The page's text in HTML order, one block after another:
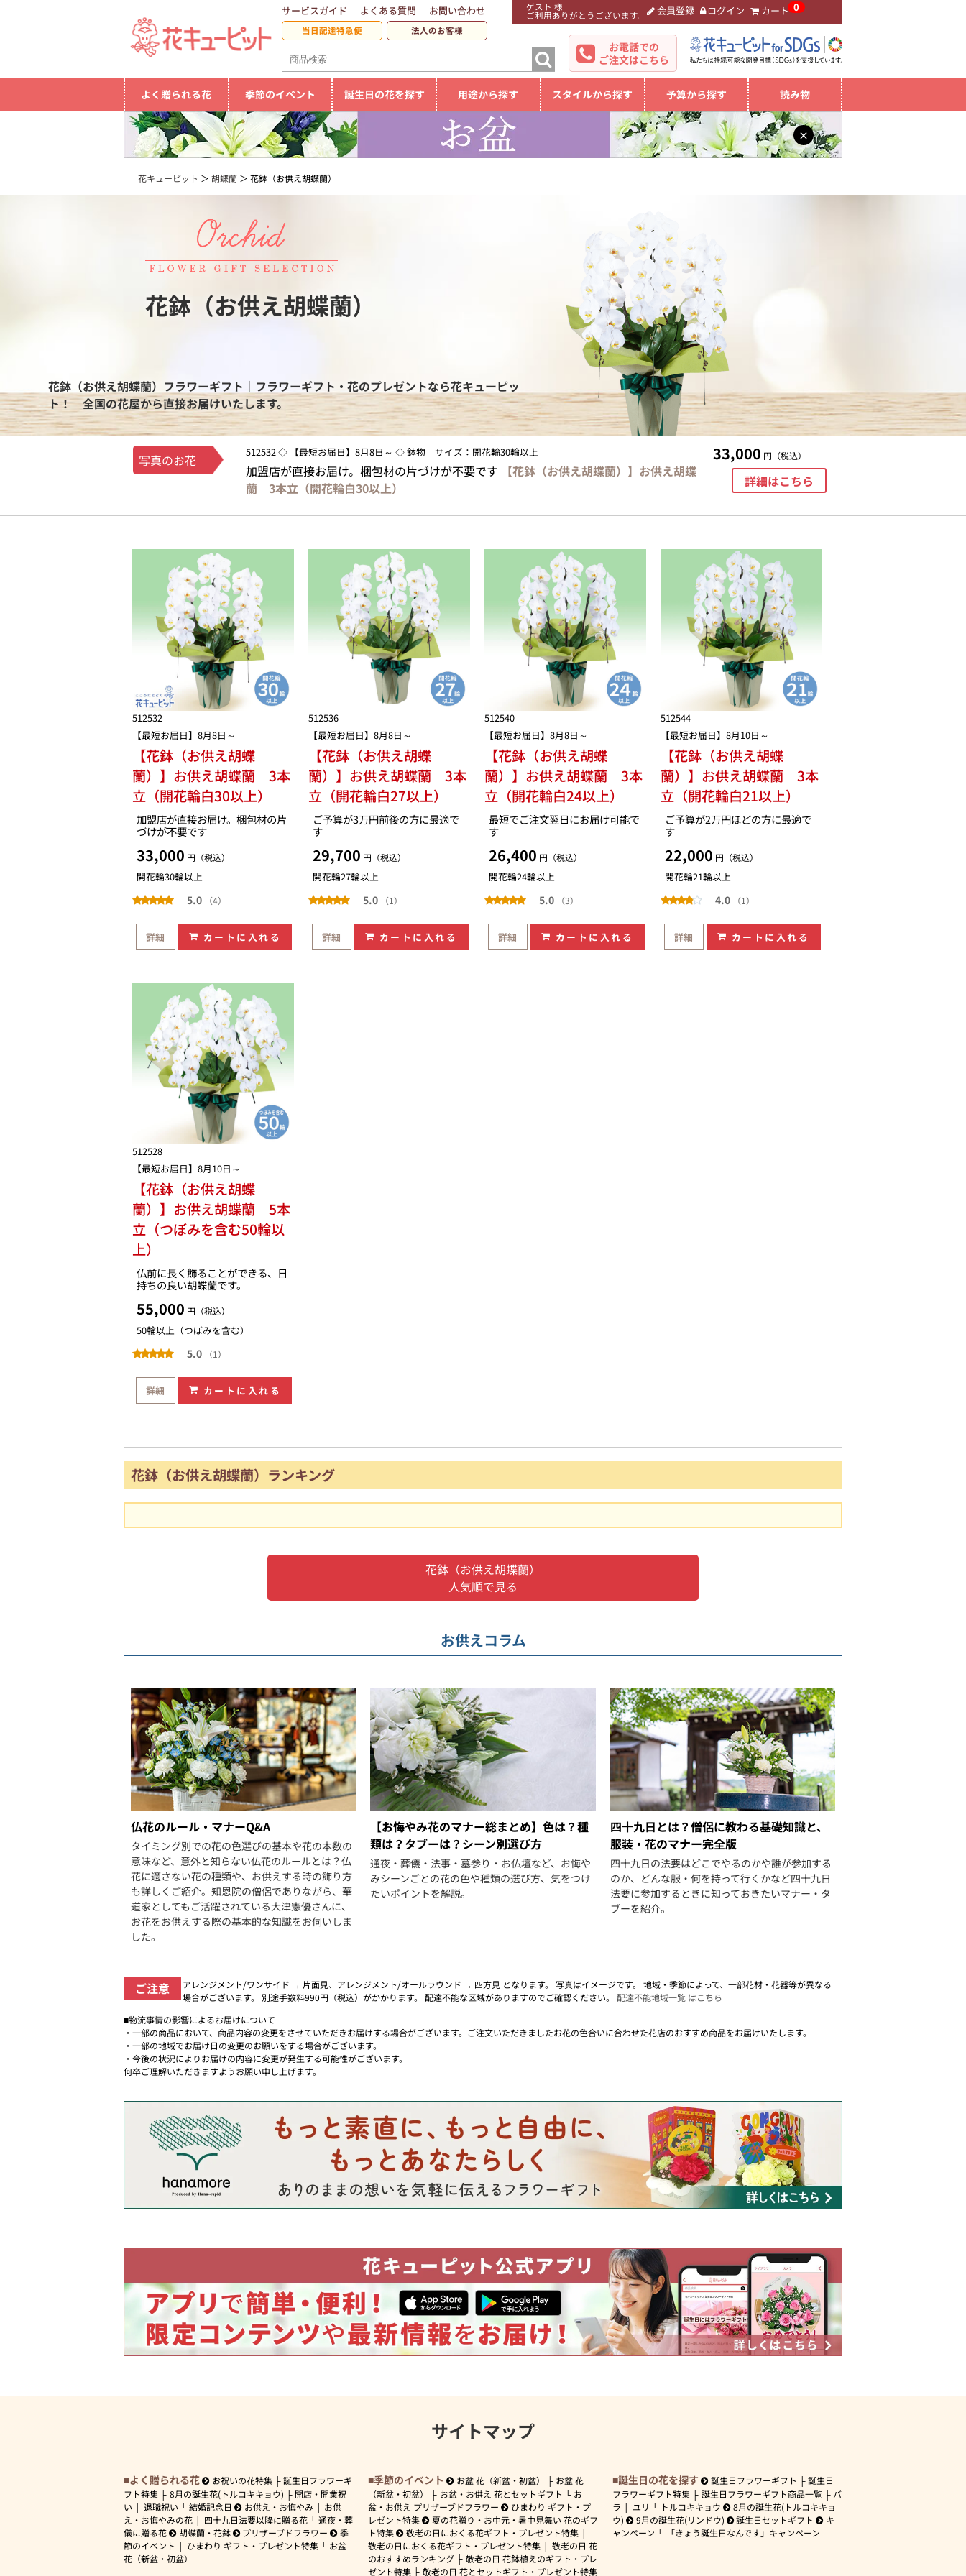
ゲスト 様
ご利用ありがとうございます。 会員登録 ログイン カート 0
サービスガイド よくある質問 お問い合わせ
当日配達特急便 法人のお客様
お電話での
ご注文はこちら
よく贈られる花 季節のイベント 誕生日の花を探す 用途から探す スタイルから探す 予算から探す 読み物
×
花キューピット 胡蝶蘭 花鉢（お供え胡蝶蘭）
花鉢（お供え胡蝶蘭）
花鉢（お供え胡蝶蘭）フラワーギフト｜フラワーギフト・花のプレゼントなら花キューピッ
ト！ 全国の花屋から直接お届けいたします。
写真のお花 512532 ◇ 【最短お届日】8月8日～ ◇ 鉢物 サイズ：開花輪30輪以上
加盟店が直接お届け。梱包材の片づけが不要です
【花鉢（お供え胡蝶蘭）】お供え胡蝶
蘭 3本立（開花輪白30以上）
33,000 円（税込）
詳細はこちら
512532
【最短お届日】8月8日～
【花鉢（お供え胡蝶
蘭）】お供え胡蝶蘭 3本
立（開花輪白30以上）
加盟店が直接お届け。梱包材の片
づけが不要です
33,000 円（税込）
開花輪30輪以上
5.0 （4）
詳細 カートに入れる
512536
【最短お届日】8月8日～
【花鉢（お供え胡蝶
蘭）】お供え胡蝶蘭 3本
立（開花輪白27以上）
ご予算が3万円前後の方に最適で
す
29,700 円（税込）
開花輪27輪以上
5.0 （1）
詳細 カートに入れる
512540
【最短お届日】8月8日～
【花鉢（お供え胡蝶
蘭）】お供え胡蝶蘭 3本
立（開花輪白24以上）
最短でご注文翌日にお届け可能で
す
26,400 円（税込）
開花輪24輪以上
5.0 （3）
詳細 カートに入れる
512544
【最短お届日】8月10日～
【花鉢（お供え胡蝶
蘭）】お供え胡蝶蘭 3本
立（開花輪白21以上）
ご予算が2万円ほどの方に最適で
す
22,000 円（税込）
開花輪21輪以上
4.0 （1）
詳細 カートに入れる
512528
【最短お届日】8月10日～
【花鉢（お供え胡蝶
蘭）】お供え胡蝶蘭 5本
立（つぼみを含む50輪以
上）
仏前に長く飾ることができる、日
持ちの良い胡蝶蘭です。
55,000 円（税込）
50輪以上（つぼみを含む）
5.0 （1）
詳細 カートに入れる
花鉢（お供え胡蝶蘭）ランキング
花鉢（お供え胡蝶蘭）
人気順で見る
お供えコラム
仏花のルール・マナーQ&A
タイミング別での花の色選びの基本や花の本数の
意味など、意外と知らない仏花のルールとは？仏
花に適さない花の種類や、お供えする時の飾り方
も詳しくご紹介。知恩院の僧侶でありながら、華
道家としてもご活躍されている大津憲優さんに、
お花をお供えする際の基本的な知識をお伺いしま
した。
【お悔やみ花のマナー総まとめ】色は？種
類は？タブーは？シーン別選び方
通夜・葬儀・法事・墓参り・お仏壇など、お悔や
みシーンごとの花の色や種類の選び方、気をつけ
たいポイントを解説。
四十九日とは？僧侶に教わる基礎知識と、
服装・花のマナー完全版
四十九日の法要はどこでやるのかや誰が参加する
のか、どんな服・何を持って行くかなど四十九日
法要に参加するときに知っておきたいマナー・タ
ブーを紹介。
ご注意
アレンジメント/ワンサイド → 片面見、アレンジメント/オールラウンド → 四方見 となります。 写真はイメージです。 地域・季節によって、一部花材・花器等が異なる
場合がございます。 別途手数料990円（税込）がかかります。 配達不能な区域がありますのでご確認ください。 配達不能地域一覧 はこちら
■物流事情の影響によるお届けについて
・一部の商品において、商品内容の変更をさせていただきお届けする場合がございます。ご注文いただきましたお花の色合いに合わせた花店のおすすめ商品をお届けいたします。
・一部の地域でお届け日の変更のお願いをする場合がございます。
・今後の状況によりお届けの内容に変更が発生する可能性がございます。
何卒ご理解いただきますようお願い申し上げます。
サイトマップ
よく贈られる花 お祝いの花特集
誕生日フラワーギ
フト特集
8月の誕生花(トルコキキョウ)
開店・開業祝
い
退職祝い 結婚記念日 お供え・お悔やみ
お供
え・お悔やみの花
四十九日法要以降に贈る花
通夜・葬
儀に贈る花
胡蝶蘭・花鉢 プリザーブドフラワー
季
節のイベント
ひまわり ギフト・プレゼント特集
お盆
花（新盆・初盆）
季節のイベント お盆 花（新盆・初盆）
お盆 花
（新盆・初盆）
お盆・お供え 花とセットギフト
お
盆・お供え プリザーブドフラワー
ひまわり ギフト・プ
レゼント特集
夏の花贈り・お中元・暑中見舞い 花のギフ
ト特集
敬老の日におくる花ギフト・プレゼント特集
敬老の日におくる花ギフト・プレゼント特集
敬老の日 花
のおすすめランキング
敬老の日 花鉢植えのギフト・プレ
ゼント特集
敬老の日 花とセットギフト・プレゼント特集
誕生日の花を探す 誕生日フラワーギフト
誕生日
フラワーギフト特集
誕生日フラワーギフト商品一覧
バ
ラ
ユリ トルコキキョウ
8月の誕生花(トルコキキョ
ウ)
9月の誕生花(リンドウ) 誕生日セットギフト
キ
ャンペーン
「きょう誕生日なんです」キャンペーン